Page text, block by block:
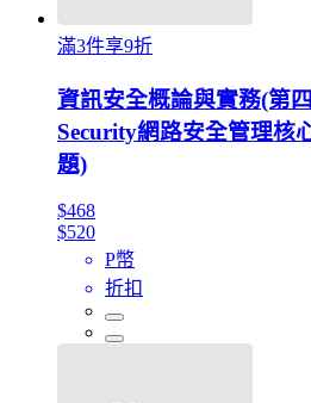
滿3件享9折
資訊安全概論與實務(第
Security網路安全管理核
題)
$468
$520
P幣
折扣